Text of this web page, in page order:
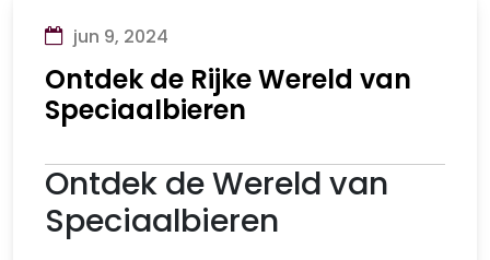
jun 9, 2024
Ontdek de Rijke Wereld van
Speciaalbieren
Ontdek de Wereld van
Speciaalbieren